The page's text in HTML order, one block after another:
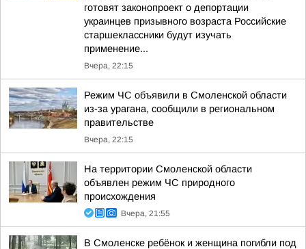
готовят законопроект о депортации
украинцев призывного возраста Российские
старшеклассники будут изучать
применение...
Вчера, 22:15
Режим ЧС объявили в Смоленской области
из-за урагана, сообщили в региональном
правительстве
Вчера, 22:15
На территории Смоленской области
объявлен режим ЧС природного
происхождения
Вчера, 21:55
В Смоленске ребёнок и женщина погибли под